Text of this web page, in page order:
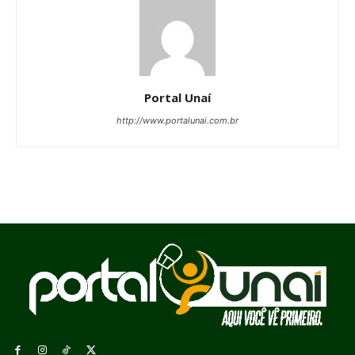
Portal Unaí
http://www.portalunai.com.br